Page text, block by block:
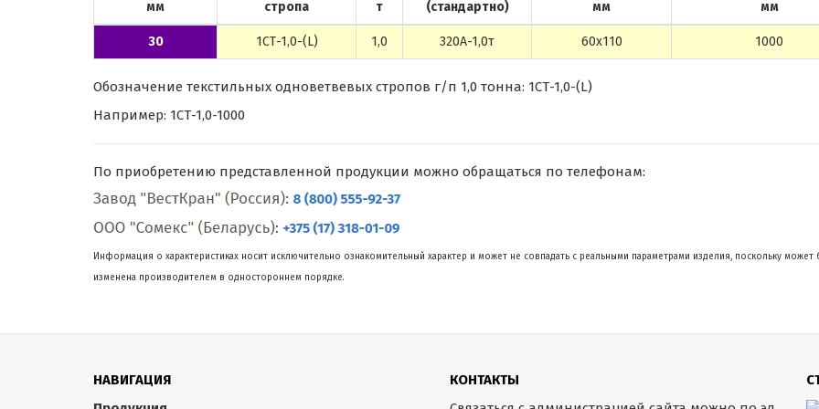
мм
стропа
т
(стандартно)
мм
мм
30 1СТ-1,0-(L) 1,0 320А-1,0т 60х110 1000
Обозначение текстильных одноветвевых стропов г/п 1,0 тонна: 1СТ-1,0-(L)
Например: 1СТ-1,0-1000
По приобретению представленной продукции можно обращаться по телефонам:
Информация о характеристиках носит исключительно ознакомительный характер и может не совпадать с реальными параметрами изделия, поскольку может
изменена производителем в одностороннем порядке.
НАВИГАЦИЯ
КОНТАКТЫ